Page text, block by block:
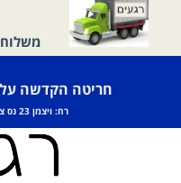
חריטה הקדשה על
רח: ויצמן 23 נס ציונה עמ: 557742046